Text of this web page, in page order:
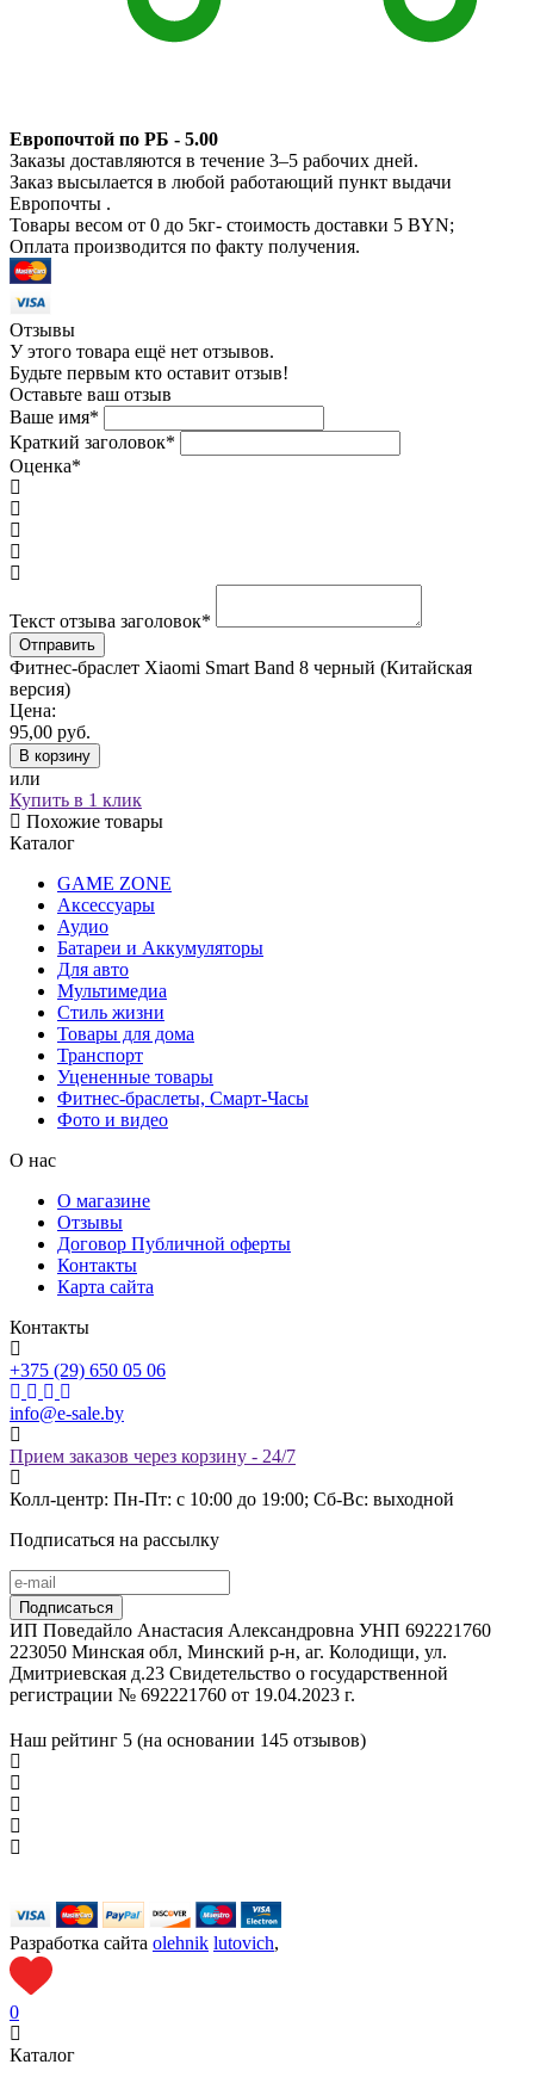
Европочтой по РБ - 5.00
Заказы доставляются в течение 3–5 рабочих дней.
Заказ высылается в любой работающий пункт выдачи
Европочты .
Товары весом от 0 до 5кг- стоимость доставки 5 BYN;
Оплата производится по факту получения.
Отзывы
У этого товара ещё нет отзывов.
Будьте первым кто оставит отзыв!
Оставьте ваш отзыв
Ваше имя*
Краткий заголовок*
Оценка*
Текст отзыва заголовок*
Фитнес-браслет Xiaomi Smart Band 8 черный (Китайская
версия)
Цена:
95,00 руб.
В корзину
или
Купить в 1 клик
Похожие товары
Каталог
GAME ZONE
Аксессуары
Аудио
Батареи и Аккумуляторы
Для авто
Мультимедиа
Стиль жизни
Товары для дома
Транспорт
Уцененные товары
Фитнес-браслеты, Смарт-Часы
Фото и видео
О нас
О магазине
Отзывы
Договор Публичной оферты
Контакты
Карта сайта
Контакты
+375 (29) 650 05 06
info@e-sale.by
Прием заказов через корзину - 24/7
Колл-центр: Пн-Пт: с 10:00 до 19:00; Сб-Вс: выходной
Подписаться на рассылку
ИП Поведайло Анастасия Александровна УНП 692221760
223050 Минская обл, Минский р-н, аг. Колодищи, ул.
Дмитриевская д.23 Свидетельство о государственной
регистрации № 692221760 от 19.04.2023 г.
Наш рейтинг 5 (на основании 145 отзывов)
Разработка сайта olehnik lutovich,
0
Каталог